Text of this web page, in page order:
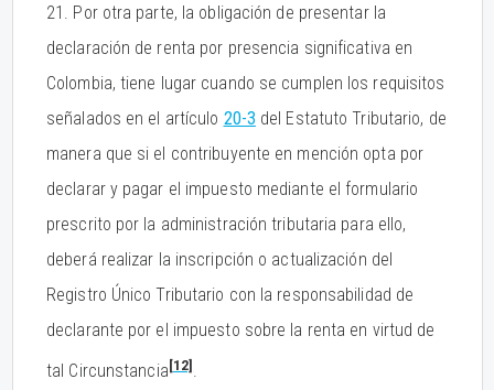
21. Por otra parte, la obligación de presentar la
declaración de renta por presencia significativa en
Colombia, tiene lugar cuando se cumplen los requisitos
señalados en el artículo 20-3 del Estatuto Tributario, de
manera que si el contribuyente en mención opta por
declarar y pagar el impuesto mediante el formulario
prescrito por la administración tributaria para ello,
deberá realizar la inscripción o actualización del
Registro Único Tributario con la responsabilidad de
declarante por el impuesto sobre la renta en virtud de
tal Circunstancia[12].